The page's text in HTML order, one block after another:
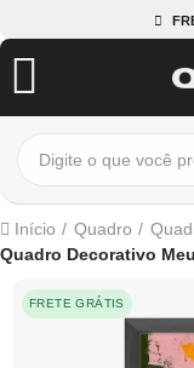
Início Quadro
Quadro Decorativo
FRETE GRÁTIS